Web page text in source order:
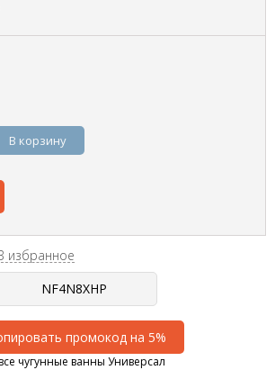
В корзину
избранное
промокод на 5%
чугунные ванны Универсал